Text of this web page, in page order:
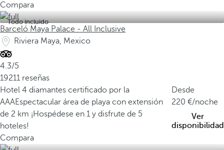
Compara
Todo incluido
Barceló Maya Palace - All Inclusive
Riviera Maya, Mexico
4.3/5
19211 reseñas
Hotel 4 diamantes certificado por la
AAAEspectacular área de playa con extensión
de 2 km ¡Hospédese en 1 y disfrute de 5
hoteles!
Desde
220
/noche
Ver
disponibilidad
Compara